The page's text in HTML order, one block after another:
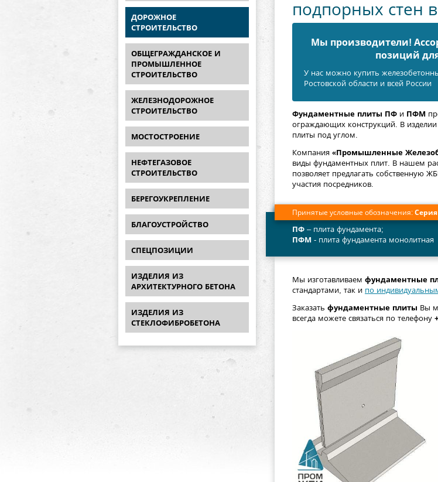
ДОРОЖНОЕ
СТРОИТЕЛЬСТВО
ОБЩЕГРАЖДАНСКОЕ И
ПРОМЫШЛЕННОЕ
СТРОИТЕЛЬСТВО
ЖЕЛЕЗНОДОРОЖНОЕ
СТРОИТЕЛЬСТВО
МОСТОСТРОЕНИЕ
НЕФТЕГАЗОВОЕ
СТРОИТЕЛЬСТВО
БЕРЕГОУКРЕПЛЕНИЕ
БЛАГОУСТРОЙСТВО
СПЕЦПОЗИЦИИ
ИЗДЕЛИЯ ИЗ
АРХИТЕКТУРНОГО БЕТОНА
ИЗДЕЛИЯ ИЗ
СТЕКЛОФИБРОБЕТОНА
подпорных стен
Мы производители!
позиций
У нас можно купить
Ростовской области и всей России
Фундаментные плиты ПФ и ПФМ
ограждающих конструкций. В
плиты под углом.
Компания «Промышленные
виды фундаментных плит. В нашем
позволяет предлагать собственную
участия посредников.
Принятые условные обозначения: Серия
ПФ – плита фундамента;
ПФМ - плита фундамента монолитная
Мы изготавливаем фундаментные
стандартами, так и по
Заказать фундаментные плиты Вы
всегда можете связаться по телефону